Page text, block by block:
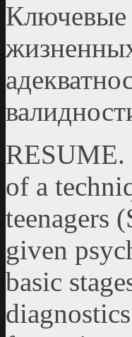
Ключевые
RESUME.
of a
teenagers
given
basic